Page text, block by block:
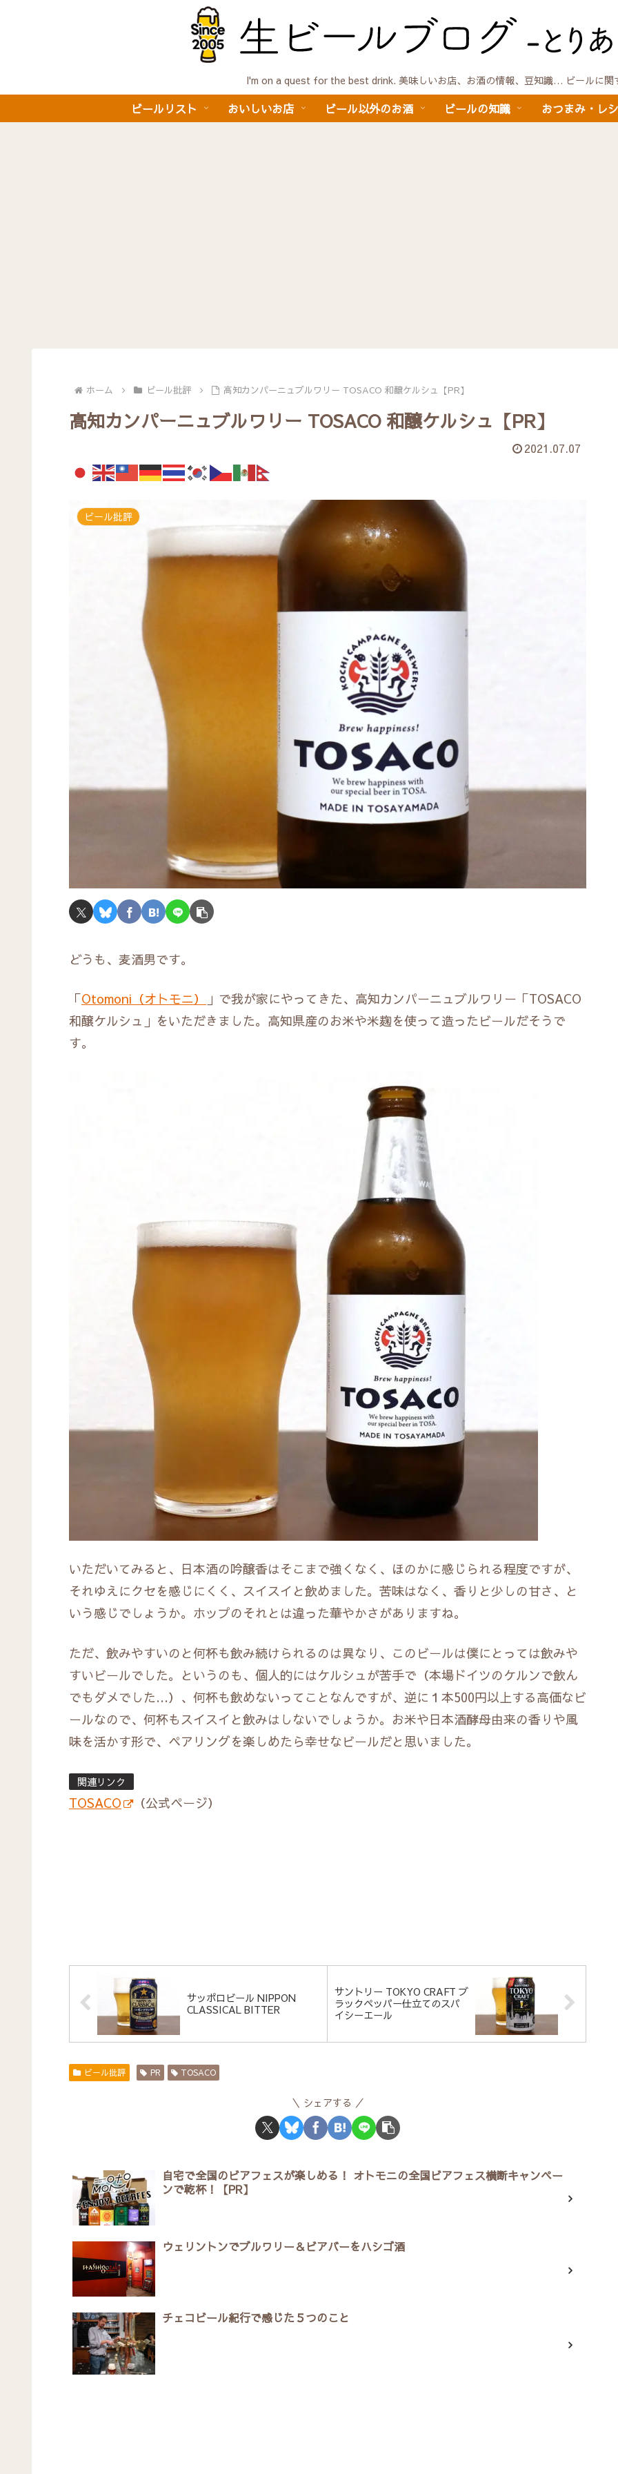
I'm on a quest for the best drink. 美味しいお店、お酒の情報、豆知識… ビールに関
ビールリスト おいしいお店 ビール以外のお酒 ビールの知識 おつまみ・レ
ホーム ビール批評 高知カンパーニュブルワリー TOSACO 和醸ケルシュ【PR】
高知カンパーニュブルワリー TOSACO 和醸ケルシュ【PR】
2021.07.07
ビール批評
どうも、麦酒男です。
「Otomoni（オトモニ）
」で我が家にやってきた、高知カンパーニュブルワリー「TOSACO
和醸ケルシュ」をいただきました。高知県産のお米や米麹を使って造ったビールだそうで
す。
いただいてみると、日本酒の吟醸香はそこまで強くなく、ほのかに感じられる程度ですが、
それゆえにクセを感じにくく、スイスイと飲めました。苦味はなく、香りと少しの甘さ、と
いう感じでしょうか。ホップのそれとは違った華やかさがありますね。
ただ、飲みやすいのと何杯も飲み続けられるのは異なり、このビールは僕にとっては飲みや
すいビールでした。というのも、個人的にはケルシュが苦手で（本場ドイツのケルンで飲ん
でもダメでした…）、何杯も飲めないってことなんですが、逆に１本500円以上する高価なビ
ールなので、何杯もスイスイと飲みはしないでしょうか。お米や日本酒酵母由来の香りや風
味を活かす形で、ペアリングを楽しめたら幸せなビールだと思いました。
関連リンク
TOSACO （公式ページ）
サッポロビール NIPPON
CLASSICAL BITTER
サントリー TOKYO CRAFT ブ
ラックペッパー仕立てのスパ
イシーエール
ビール批評 PR TOSACO
シェアする
自宅で全国のビアフェスが楽しめる！ オトモニの全国ビアフェス横断キャンペー
ンで乾杯！【PR】
ウェリントンでブルワリー＆ビアバーをハシゴ酒
チェコビール紀行で感じた５つのこと